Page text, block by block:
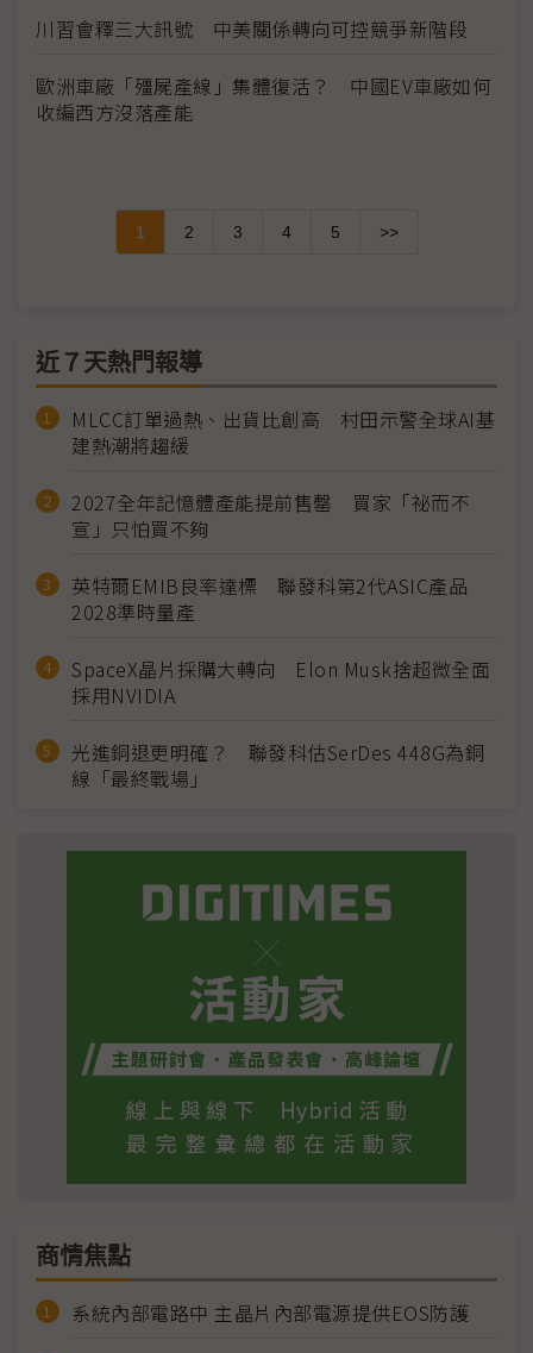
川習會釋三大訊號 中美關係轉向可控競爭新階段
歐洲車廠「殭屍產線」集體復活？ 中國EV車廠如何
收編西方沒落產能
1 2 3 4 5 >>
近７天熱門報導
MLCC訂單過熱、出貨比創高 村田示警全球AI基
建熱潮將趨緩
2027全年記憶體產能提前售罄 買家「祕而不
宣」只怕買不夠
英特爾EMIB良率達標 聯發科第2代ASIC產品
2028準時量產
SpaceX晶片採購大轉向 Elon Musk捨超微全面
採用NVIDIA
光進銅退更明確？ 聯發科估SerDes 448G為銅
線「最終戰場」
商情焦點
系統內部電路中 主晶片內部電源提供EOS防護